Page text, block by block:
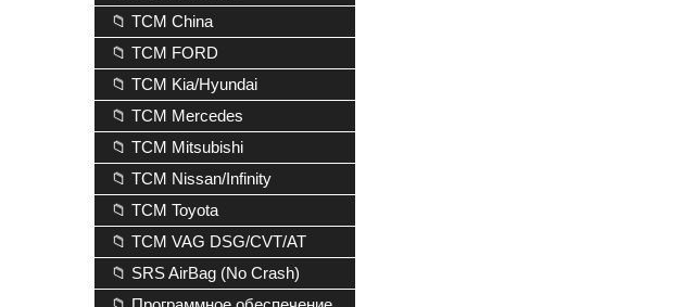
📁 TCM China
📁 TCM FORD
📁 TCM Kia/Hyundai
📁 TCM Mercedes
📁 TCM Mitsubishi
📁 TCM Nissan/Infinity
📁 TCM Toyota
📁 TCM VAG DSG/CVT/AT
📁 SRS AirBag (No Crash)